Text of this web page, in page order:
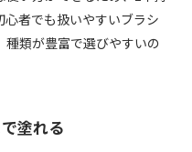
者でも扱いやすいブラシ
類が豊富で選びやすいの
塗れる